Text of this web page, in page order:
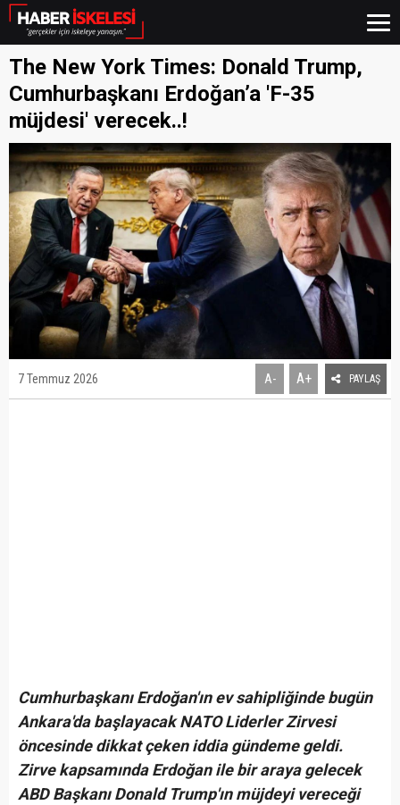
The New York Times: Donald Trump,
Cumhurbaşkanı Erdoğan’a 'F-35
müjdesi' verecek..!
7 Temmuz 2026 A- A+ PAYLAŞ
Cumhurbaşkanı Erdoğan'ın ev sahipliğinde bugün
Ankara'da başlayacak NATO Liderler Zirvesi
öncesinde dikkat çeken iddia gündeme geldi.
Zirve kapsamında Erdoğan ile bir araya gelecek
ABD Başkanı Donald Trump'ın müjdeyi vereceği